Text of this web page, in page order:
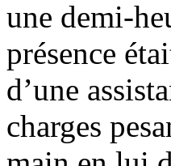
une demi-
présence
d’une
charges